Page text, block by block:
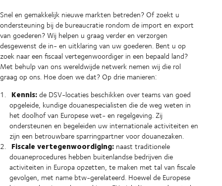
Snel en gemakkelijk nieuwe markten betreden? Of zoekt u
ondersteuning bij de bureaucratie rondom de import en export
van goederen? Wij helpen u graag verder en verzorgen
desgewenst de in- en uitklaring van uw goederen. Bent u op
zoek naar een fiscaal vertegenwoordiger in een bepaald land?
Met behulp van ons wereldwijde netwerk nemen wij die rol
graag op ons. Hoe doen we dat? Op drie manieren:
Kennis:de DSV-locaties beschikken over teams van goed
opgeleide, kundige douanespecialisten die de weg weten in
het doolhof van Europese wet- en regelgeving. Zij
ondersteunen en begeleiden uw internationale activiteiten en
zijn een betrouwbare sparringpartner voor douanezaken.
Fiscale vertegenwoordiging:naast traditionele
douaneprocedures hebben buitenlandse bedrijven die
activiteiten in Europa opzetten, te maken met tal van fiscale
gevolgen, met name btw-gerelateerd. Hoewel de Europese